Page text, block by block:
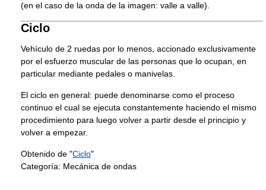
(en el caso de la onda de la imagen: valle a valle).
Ciclo
Vehículo de 2 ruedas por lo menos, accionado exclusivamente
por el esfuerzo muscular de las personas que lo ocupan, en
particular mediante pedales o manivelas.
El ciclo en general: puede denominarse como el proceso
continuo el cual se ejecuta constantemente haciendo el mismo
procedimiento para luego volver a partir desde el principio y
volver a empezar.
Obtenido de "Ciclo"
Categoría: Mecánica de ondas